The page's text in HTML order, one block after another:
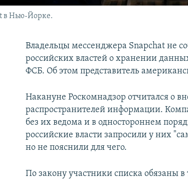
в Нью-Йорке.
Владельцы мессенджера Snapchat не
российских властей о хранении
ФСБ. Об этом представитель
Накануне Роскомнадзор отчитался о
распространителей информации.
без их ведома и в одностороннем
российские власти запросили у них
но не пояснили для чего.
По закону участники списка обязаны